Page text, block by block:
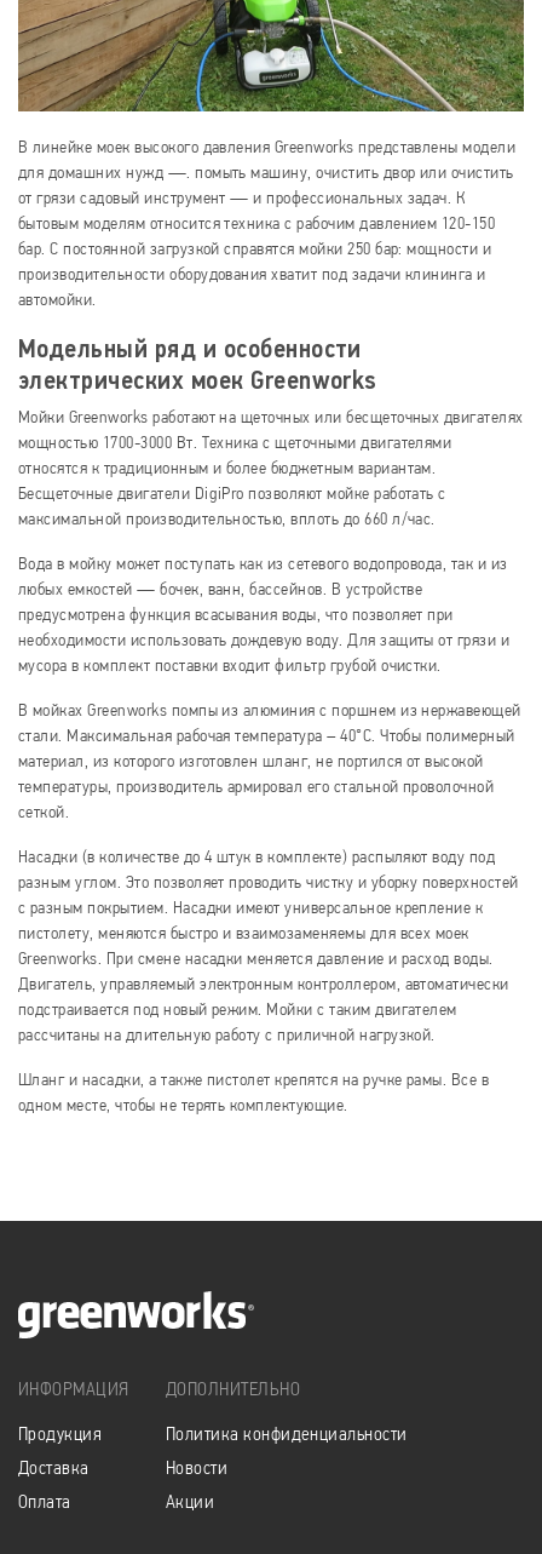
В линейке моек высокого давления Greenworks представлены модели
для домашних нужд —. помыть машину, очистить двор или очистить
от грязи садовый инструмент — и профессиональных задач. К
бытовым моделям относится техника с рабочим давлением 120-150
бар. С постоянной загрузкой справятся мойки 250 бар: мощности и
производительности оборудования хватит под задачи клининга и
автомойки.
Модельный ряд и особенности
электрических моек Greenworks
Мойки Greenworks работают на щеточных или бесщеточных двигателях
мощностью 1700-3000 Вт. Техника с щеточными двигателями
относятся к традиционным и более бюджетным вариантам.
Бесщеточные двигатели DigiPro позволяют мойке работать с
максимальной производительностью, вплоть до 660 л/час.
Вода в мойку может поступать как из сетевого водопровода, так и из
любых емкостей — бочек, ванн, бассейнов. В устройстве
предусмотрена функция всасывания воды, что позволяет при
необходимости использовать дождевую воду. Для защиты от грязи и
мусора в комплект поставки входит фильтр грубой очистки.
В мойках Greenworks помпы из алюминия с поршнем из нержавеющей
стали. Максимальная рабочая температура – 40°С. Чтобы полимерный
материал, из которого изготовлен шланг, не портился от высокой
температуры, производитель армировал его стальной проволочной
сеткой.
Насадки (в количестве до 4 штук в комплекте) распыляют воду под
разным углом. Это позволяет проводить чистку и уборку поверхностей
с разным покрытием. Насадки имеют универсальное крепление к
пистолету, меняются быстро и взаимозаменяемы для всех моек
Greenworks. При смене насадки меняется давление и расход воды.
Двигатель, управляемый электронным контроллером, автоматически
подстраивается под новый режим. Мойки с таким двигателем
рассчитаны на длительную работу с приличной нагрузкой.
Шланг и насадки, а также пистолет крепятся на ручке рамы. Все в
одном месте, чтобы не терять комплектующие.
ИНФОРМАЦИЯ
Продукция
Доставка
Оплата
ДОПОЛНИТЕЛЬНО
Политика конфиденциальности
Новости
Акции